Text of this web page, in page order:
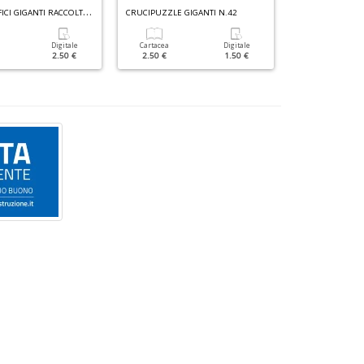
C
RITTOGRAFICI GIGANTI RACCOLTA N.3
Digitale
2.50 €
CRUCIPUZZLE GIGANTI N.42
Cartacea
2.50 €
Digitale
1.50 €